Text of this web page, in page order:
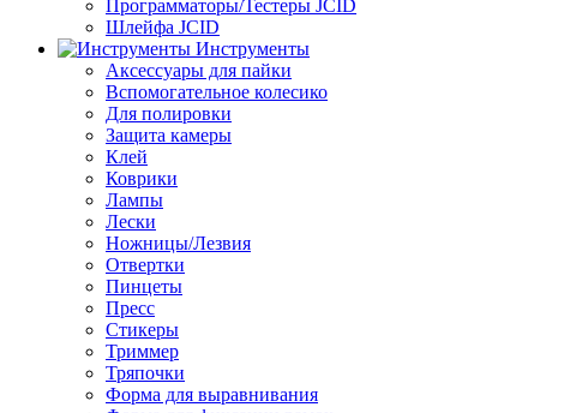
Программаторы/Тестеры JCID
Шлейфа JCID
Инструменты
Аксессуары для пайки
Вспомогательное колесико
Для полировки
Защита камеры
Клей
Коврики
Лампы
Лески
Ножницы/Лезвия
Отвертки
Пинцеты
Пресс
Стикеры
Триммер
Тряпочки
Форма для выравнивания